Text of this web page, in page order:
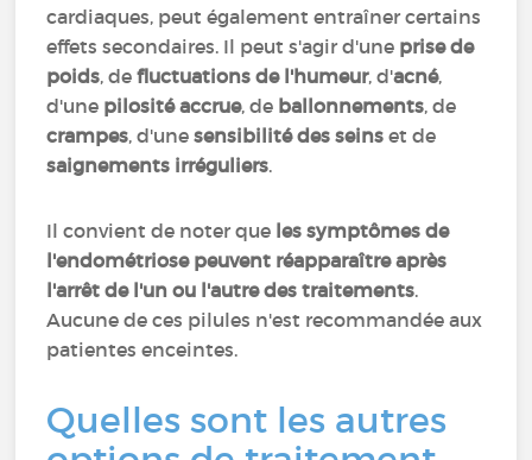
cardiaques, peut également entraîner certains
effets secondaires. Il peut s'agir d'une prise de
poids, defluctuations de l'humeur, d'acné,
d'une pilosité accrue, de ballonnements, de
crampes, d'unesensibilité des seins et de
saignements irréguliers.
Il convient de noter que les symptômes de
l'endométriose peuvent réapparaître après
l'arrêt de l'un ou l'autre des traitements.
Aucune de ces pilules n'est recommandée aux
patientes enceintes.
Quelles sont les autres